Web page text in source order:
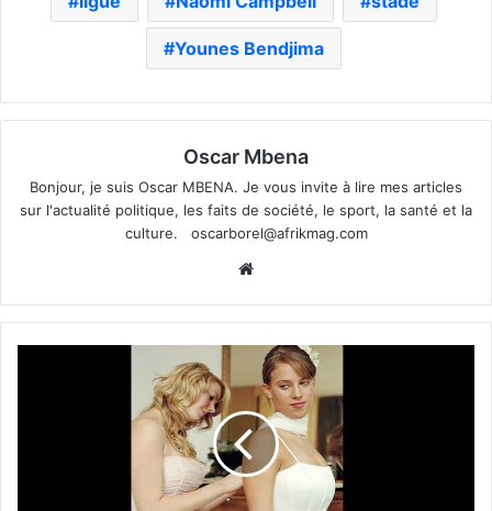
Younes Bendjima
Oscar Mbena
Bonjour, je suis Oscar MBENA. Je vous invite à lire mes articles
sur l'actualité politique, les faits de société, le sport, la santé et la
culture. oscarborel@afrikmag.com